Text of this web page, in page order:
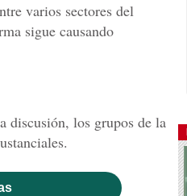
varios sectores del
sigue causando
discusión, los grupos de la